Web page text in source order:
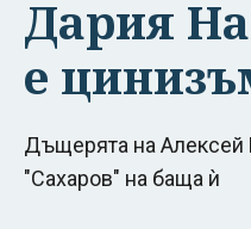
Дария
е
Дъщерята на Алексей
"Сахаров" на баща ѝ